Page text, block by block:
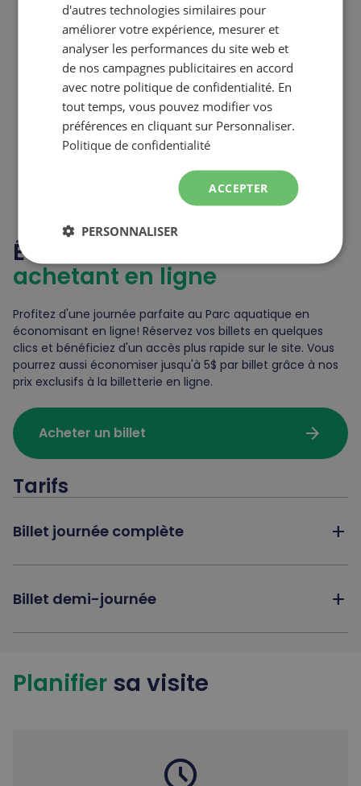
Économisez en
achetant en ligne
Profitez d'une journée parfaite au Parc aquatique en
économisant en ligne! Réservez vos billets en quelques
clics et bénéficiez d'un accès plus rapide sur le site. Vous
pourrez aussi économiser jusqu'à 5$ par billet grâce à nos
prix exclusifs à la billetterie en ligne.
Acheter un billet arrow_forward
Tarifs
Billet journée complète add
Billet demi-journée add
Planifier sa visite
d'autres technologies similaires pour
améliorer votre expérience, mesurer et
analyser les performances du site web et
de nos campagnes publicitaires en accord
avec notre politique de confidentialité. En
tout temps, vous pouvez modifier vos
préférences en cliquant sur Personnaliser.
Politique de confidentialité
ACCEPTER
PERSONNALISER